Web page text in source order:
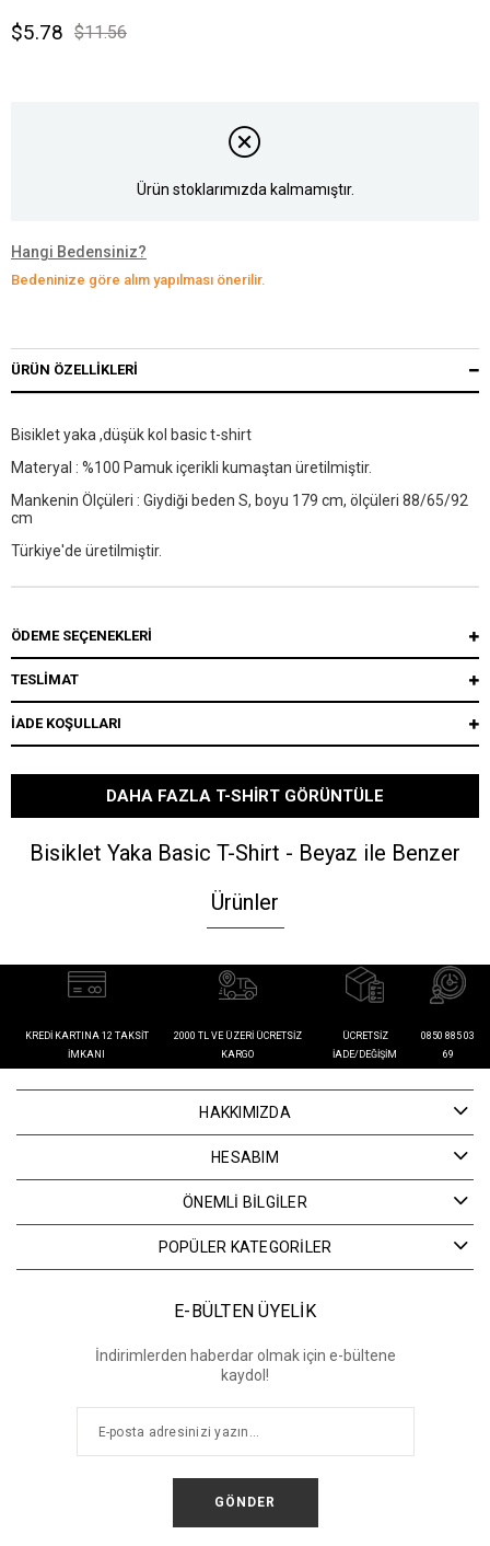
$11.56
$5.78
Ürün stoklarımızda kalmamıştır.
Hangi Bedensiniz?
Bedeninize göre alım yapılması önerilir.
ÜRÜN ÖZELLIKLERI
Bisiklet yaka ,düşük kol basic t-shirt
Materyal : %100 Pamuk içerikli kumaştan üretilmiştir.
Mankenin Ölçüleri : Giydiği beden S, boyu 179 cm, ölçüleri 88/65/92
cm
Türkiye'de üretilmiştir.
ÖDEME SEÇENEKLERI
TESLİMAT
İADE KOŞULLARI
DAHA FAZLA T-SHIRT GÖRÜNTÜLE
Bisiklet Yaka Basic T-Shirt - Beyaz ile Benzer
Ürünler
KREDI KARTINA 12 TAKSIT
İMKANI
2000 TL VE ÜZERI ÜCRETSIZ
KARGO
ÜCRETSIZ
İADE/DEĞIŞIM
0850 885 03
69
HAKKIMIZDA
HESABIM
ÖNEMLİ BİLGİLER
POPÜLER KATEGORİLER
E-BÜLTEN ÜYELİK
İndirimlerden haberdar olmak için e-bültene
kaydol!
GÖNDER